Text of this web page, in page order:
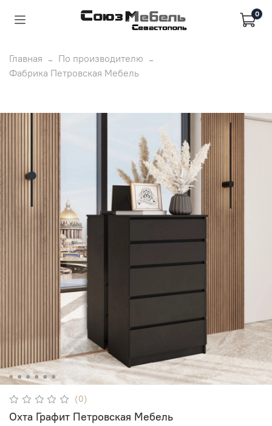
0
Главная
По производителю
Фабрика Петровская Мебель
(0)
Охта Графит Петровская Мебель